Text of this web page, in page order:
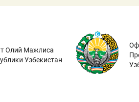
Олий Мажлиса
Узбекистан